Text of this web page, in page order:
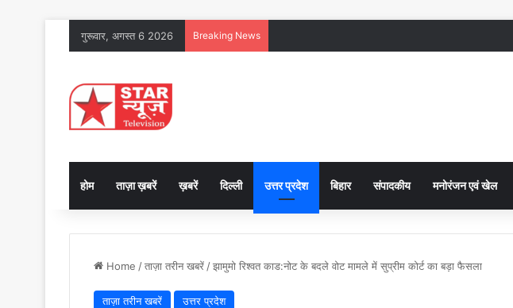
गुरूवार, अगस्त 6 2026 Breaking News
होम ताज़ा ख़बरें ख़बरें दिल्ली उत्तर प्रदेश बिहार संपादकीय मनोरंजन एवं खेल
Home /ताज़ा तरीन खबरें /झामुमो रिश्वत काड:नोट के बदले वोट मामले में सुप्रीम कोर्ट का बड़ा फैसला
ताज़ा तरीन खबरें उत्तर प्रदेश